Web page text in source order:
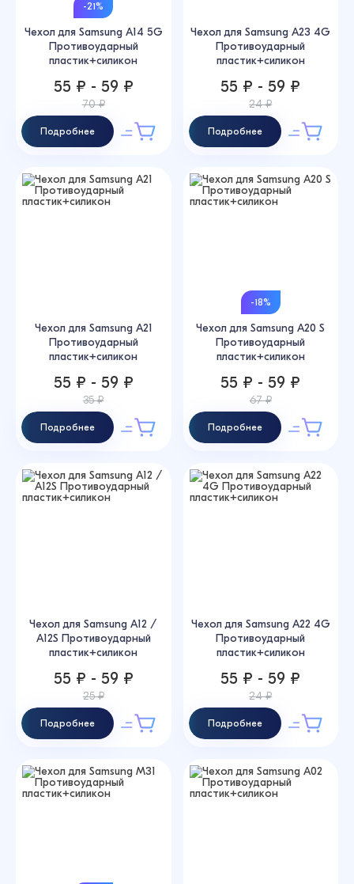
-21%
Чехол для Samsung A14 5G
Противоударный
пластик+силикон
55 ₽ - 59 ₽
70 ₽
Подробнее
Чехол для Samsung A23 4G
Противоударный
пластик+силикон
55 ₽ - 59 ₽
24 ₽
Подробнее
Чехол для Samsung A21
Противоударный
пластик+силикон
55 ₽ - 59 ₽
35 ₽
Подробнее
-18%
Чехол для Samsung A20 S
Противоударный
пластик+силикон
55 ₽ - 59 ₽
67 ₽
Подробнее
Чехол для Samsung A12 /
A12S Противоударный
пластик+силикон
55 ₽ - 59 ₽
25 ₽
Подробнее
Чехол для Samsung A22 4G
Противоударный
пластик+силикон
55 ₽ - 59 ₽
24 ₽
Подробнее